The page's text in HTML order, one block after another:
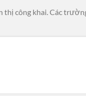
thị công khai.Các